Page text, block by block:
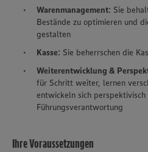
Warenmanagement: Sie
Bestände zu optimieren und
gestalten
Kasse: Sie beherrschen die
Weiterentwicklung &
für Schritt weiter, lernen
entwickeln sich
Führungsverantwortung
Ihre Voraussetzungen